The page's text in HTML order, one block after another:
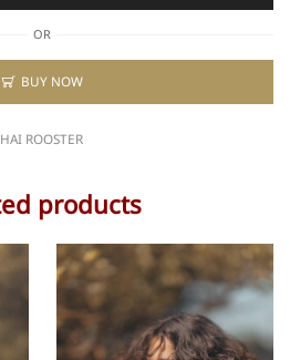
OR
BUY NOW
ROOSTER
products